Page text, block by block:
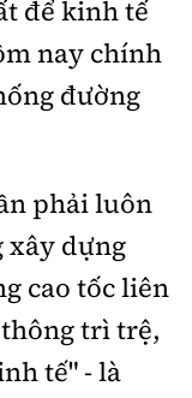
để kinh tế
nay chính
đường
phải luôn
xây dựng
cao tốc liên
trì trệ,
tế" - là